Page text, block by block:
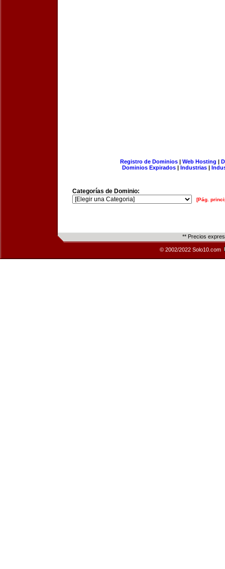
Registro de Dominios| Web Hosting |
Dominios Expirados | Industrias |
Categorías de Dominio:
[Pág.
** Precios
© 2002/2022 Solo10.com